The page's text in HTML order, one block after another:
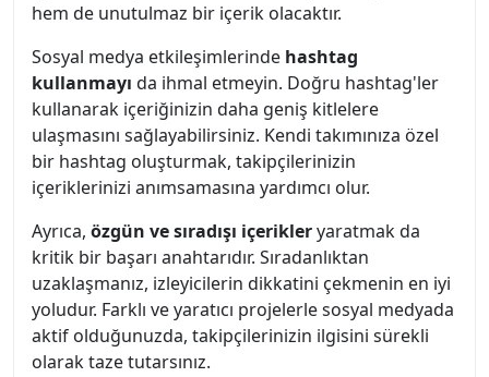
hem de unutulmaz bir içerik olacaktır.
Sosyal medya etkileşimlerinde hashtag
kullanmayı da ihmal etmeyin. Doğru hashtag'ler
kullanarak içeriğinizin daha geniş kitlelere
ulaşmasını sağlayabilirsiniz. Kendi takımınıza özel
bir hashtag oluşturmak, takipçilerinizin
içeriklerinizi anımsamasına yardımcı olur.
Ayrıca, özgün ve sıradışı içerikleryaratmak da
kritik bir başarı anahtarıdır. Sıradanlıktan
uzaklaşmanız, izleyicilerin dikkatini çekmenin en iyi
yoludur. Farklı ve yaratıcı projelerle sosyal medyada
aktif olduğunuzda, takipçilerinizin ilgisini sürekli
olarak taze tutarsınız.